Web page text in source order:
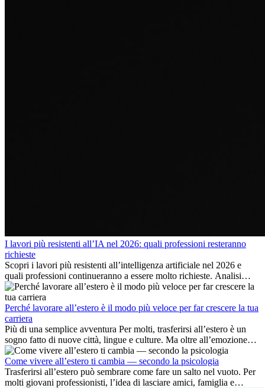
I lavori più resistenti all’IA nel 2026: quali professioni resteranno
richieste
Scopri i lavori più resistenti all’intelligenza artificiale nel 2026 e
quali professioni continueranno a essere molto richieste. Analisi
delle competenze chiave e delle opportunità di carriera
internazionale.
Perché lavorare all’estero è il modo più veloce per far crescere la tua
carriera
Più di una semplice avventura Per molti, trasferirsi all’estero è un
sogno fatto di nuove città, lingue e culture. Ma oltre all’emozione
dell’avventura, lavorare all’estero è anche...
Come vivere all’estero ti cambia — secondo la psicologia
Trasferirsi all’estero può sembrare come fare un salto nel vuoto. Per
molti giovani professionisti, l’idea di lasciare amici, famiglia e